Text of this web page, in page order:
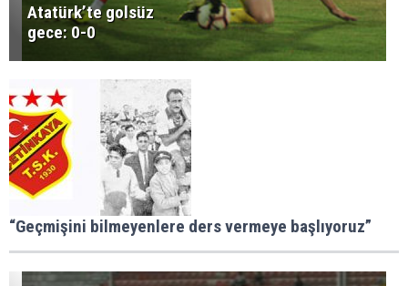
Atatürk’te golsüz
gece: 0-0
“Geçmişini bilmeyenlere ders vermeye başlıyoruz”